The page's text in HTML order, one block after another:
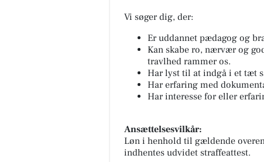
Vi søger dig, der:
Er uddannet pædagog og
Kan skabe ro, nærvær og
travlhed rammer os.
Har lyst til at indgå i et tæt
Har erfaring med
Har interesse for eller
Ansættelsesvilkår:
Løn i henhold til gældende
indhentes udvidet straffeattest.